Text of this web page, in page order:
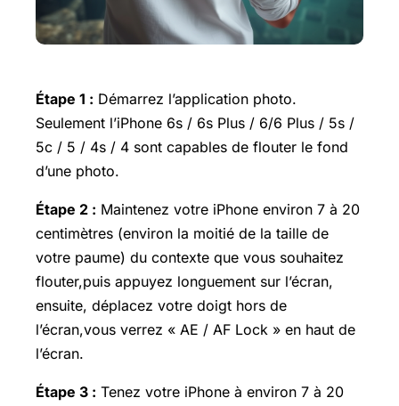
Étape 1 : Démarrez l’application photo.
Seulement l’iPhone 6s / 6s Plus / 6/6 Plus / 5s /
5c / 5 / 4s / 4 sont capables de flouter le fond
d’une photo.
Étape 2 : Maintenez votre iPhone environ 7 à 20
centimètres (environ la moitié de la taille de
votre paume) du contexte que vous souhaitez
flouter,puis appuyez longuement sur l’écran,
ensuite, déplacez votre doigt hors de
l’écran,vous verrez « AE / AF Lock » en haut de
l’écran.
Étape 3 : Tenez votre iPhone à environ 7 à 20